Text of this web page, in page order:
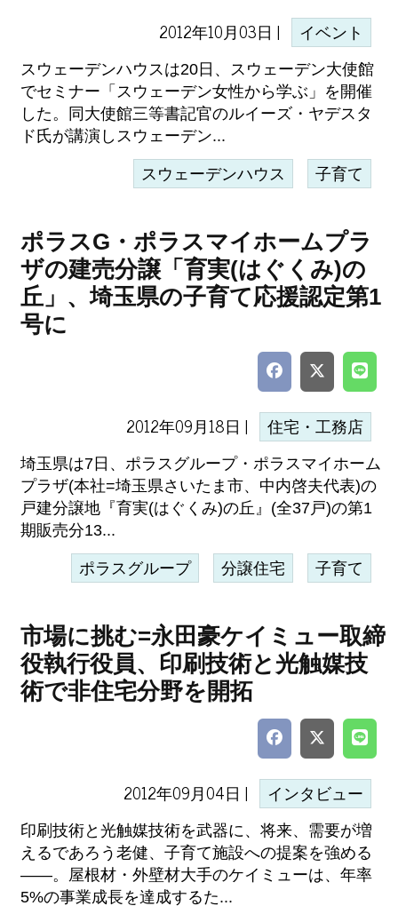
2012年10月03日 | イベント
スウェーデンハウスは20日、スウェーデン大使館
でセミナー「スウェーデン女性から学ぶ」を開催
した。同大使館三等書記官のルイーズ・ヤデスタ
ド氏が講演しスウェーデン...
スウェーデンハウス 子育て
ポラスG・ポラスマイホームプラ
ザの建売分譲「育実(はぐくみ)の
丘」、埼玉県の子育て応援認定第1
号に
2012年09月18日 | 住宅・工務店
埼玉県は7日、ポラスグループ・ポラスマイホーム
プラザ(本社=埼玉県さいたま市、中内啓夫代表)の
戸建分譲地『育実(はぐくみ)の丘』(全37戸)の第1
期販売分13...
ポラスグループ 分譲住宅 子育て
市場に挑む=永田豪ケイミュー取締
役執行役員、印刷技術と光触媒技
術で非住宅分野を開拓
2012年09月04日 | インタビュー
印刷技術と光触媒技術を武器に、将来、需要が増
えるであろう老健、子育て施設への提案を強める
――。屋根材・外壁材大手のケイミューは、年率
5%の事業成長を達成するた...